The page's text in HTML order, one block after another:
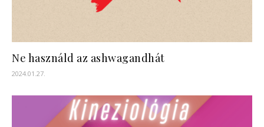
Ne használd az ashwagandhát
2024.01.27.